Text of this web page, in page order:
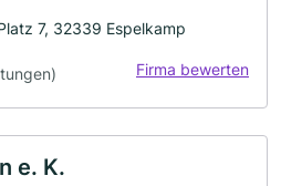
7, 32339 Espelkamp
Firma bewerten
e. K.